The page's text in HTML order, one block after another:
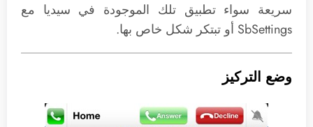
سريعة سواء تطبيق تلك الموجودة في سيديا مع
SbSettings أو تبتكر شكل خاص بها.
وضع التركيز